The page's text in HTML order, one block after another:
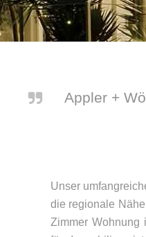
Appler +
Unser
die regionale
Zimmer Wohnung